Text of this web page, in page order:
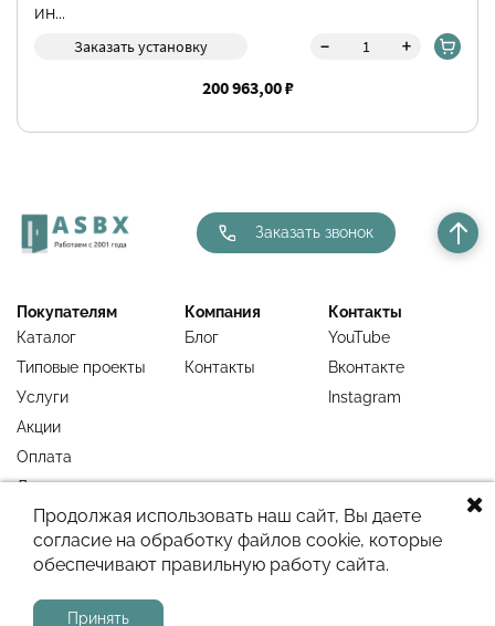
ин...
Заказать установку - +
200 963,00 ₽
Покупателям
Каталог
Типовые проекты
Услуги
Акции
Оплата
Доставка
Гарантия
Недавно
просмотренное
Компания
Блог
Контакты
Контакты
YouTube
Вконтакте
Instagram
Заказать звонок
Продолжая использовать наш сайт, Вы даете
согласие на обработку файлов cookie, которые
обеспечивают правильную работу сайта.
Принять